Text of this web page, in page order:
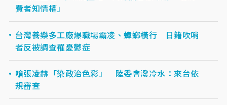
費者知情權」
台灣養樂多工廠爆職場霸凌、蟑螂橫行 日籍吹哨
者反被調查罹憂鬱症
嗆張凌赫「染政治色彩」 陸委會潑冷水：來台依
規審查